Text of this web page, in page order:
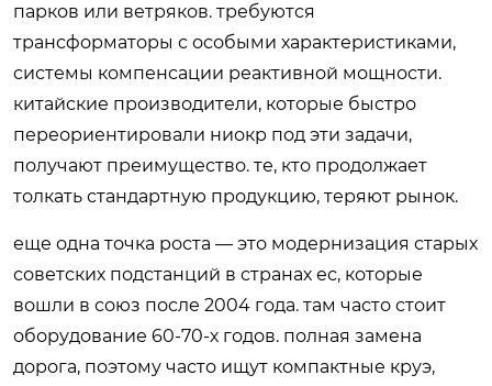
парков или ветряков. требуются
трансформаторы с особыми характеристиками,
системы компенсации реактивной мощности.
китайские производители, которые быстро
переориентировали ниокр под эти задачи,
получают преимущество. те, кто продолжает
толкать стандартную продукцию, теряют рынок.
еще одна точка роста — это модернизация старых
советских подстанций в странах ес, которые
вошли в союз после 2004 года. там часто стоит
оборудование 60-70-х годов. полная замена
дорога, поэтому часто ищут компактные круэ,